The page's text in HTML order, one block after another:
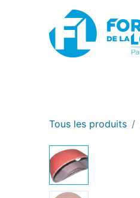
Tous les produits